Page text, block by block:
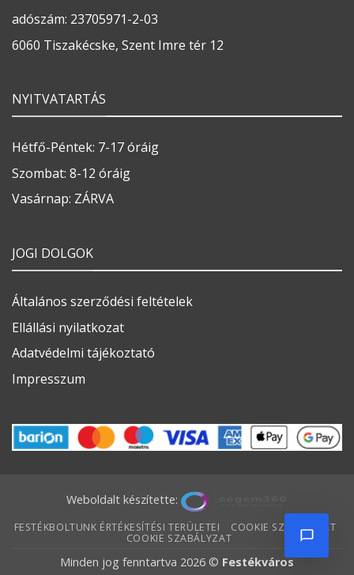
adószám: 23705971-2-03
6060 Tiszakécske, Szent Imre tér 12
NYITVATARTÁS
Hétfő-Péntek: 7-17 óráig
Szombat: 8-12 óráig
Vasárnap: ZÁRVA
JOGI DOLGOK
Általános szerződési feltételek
Ellállási nyilatkozat
Adatvédelmi tájékoztató
Impresszum
Weboldalt készítette:
FESTÉKBOLTUNK ÉRTÉKESÍTÉSI TERÜLETEI
COOKIE SZABÁLYZAT
COOKIE SZABÁLYZAT
Minden jog fenntartva 2026 © Festékváros